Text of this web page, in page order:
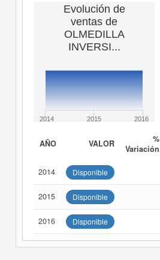
Evolución de
ventas de
OLMEDILLA
INVERSI...
2014 2015 2016
AÑO VALOR
%
Variación
2014 Disponible
2015 Disponible
2016 Disponible